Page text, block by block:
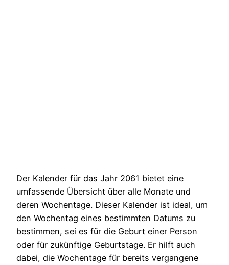
Der Kalender für das Jahr 2061 bietet eine
umfassende Übersicht über alle Monate und
deren Wochentage. Dieser Kalender ist ideal, um
den Wochentag eines bestimmten Datums zu
bestimmen, sei es für die Geburt einer Person
oder für zukünftige Geburtstage. Er hilft auch
dabei, die Wochentage für bereits vergangene